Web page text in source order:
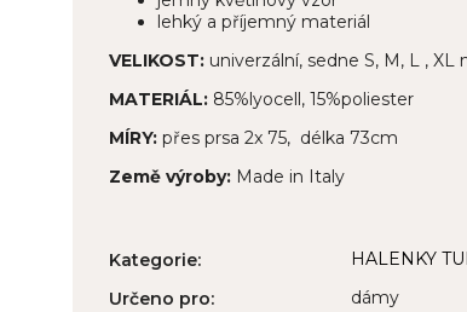
lehký a příjemný materiál
VELIKOST: univerzální, sedne S, M, L , XL
MATERIÁL: 85%lyocell, 15%poliester
MÍRY: přes prsa 2x 75, délka 73cm
Země výroby: Made in Italy
Kategorie:
HALENKY
Určeno pro:
dámy